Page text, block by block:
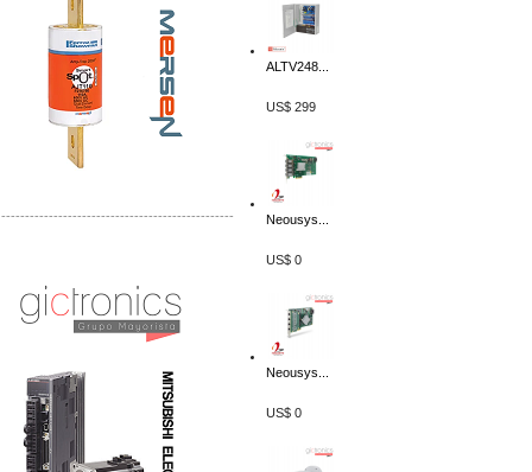
-------------------------------------------------
ALTV248...
US$ 299
Neousys...
US$ 0
Neousys...
US$ 0